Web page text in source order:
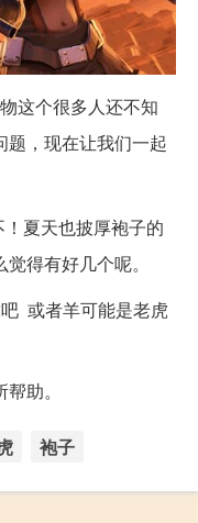
这个很多人还不知
题，现在让我们一起
夏天也披厚袍子的
得有好几个呢。
或者羊可能是老虎
助。
袍子